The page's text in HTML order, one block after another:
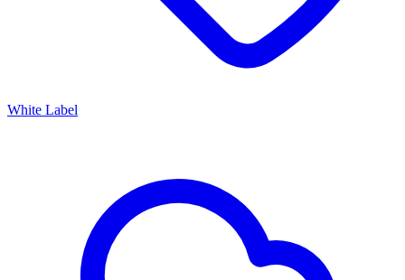
White Label